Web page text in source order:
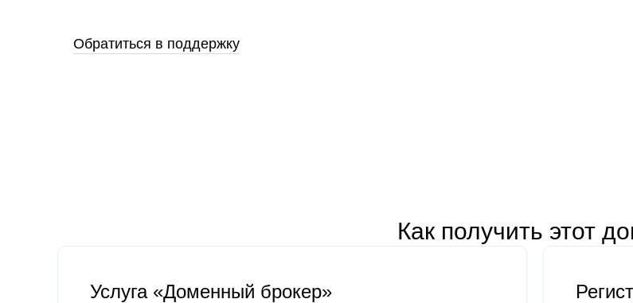
Обратиться в поддержку
Как получить этот
Услуга «Доменный брокер»